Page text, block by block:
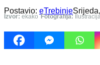
Postavio: eTrebinje
Izvor: ekako Fotografija: